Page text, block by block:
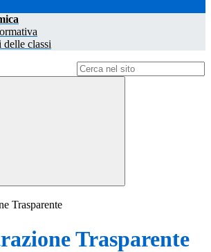
delle classi
Trasparente
Trasparente